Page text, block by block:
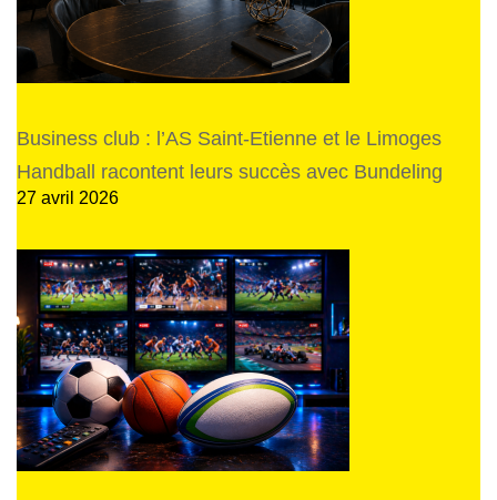
Business club : l’AS Saint-Etienne et le Limoges
Handball racontent leurs succès avec Bundeling
27 avril 2026